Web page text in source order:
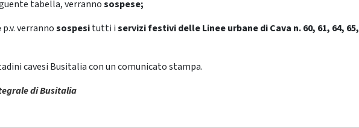
tabella, verrannosospese;
p.v. verrannosospesitutti iservizi festivi delle Linee urbane di Cava n. 60, 61, 64, 65,
cavesi Busitalia con un comunicato stampa.
di Busitalia